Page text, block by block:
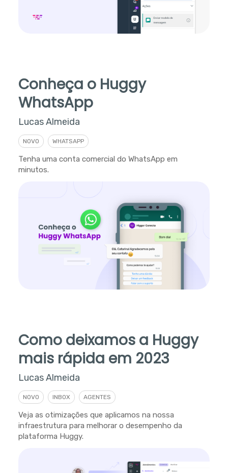
Conheça o Huggy
WhatsApp
Lucas Almeida
NOVO WHATSAPP
Tenha uma conta comercial do WhatsApp em
minutos.
Como deixamos a Huggy
mais rápida em 2023
Lucas Almeida
NOVO INBOX AGENTES
Veja as otimizações que aplicamos na nossa
infraestrutura para melhorar o desempenho da
plataforma Huggy.